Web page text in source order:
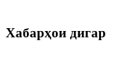
Хабарҳои дигар